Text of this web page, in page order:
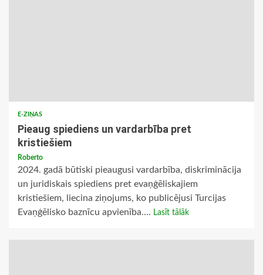
E-ZIŅAS
Pieaug spiediens un vardarbība pret
kristiešiem
Roberto
2024. gadā būtiski pieaugusi vardarbība, diskriminācija
un juridiskais spiediens pret evaņģēliskajiem
kristiešiem, liecina ziņojums, ko publicējusi Turcijas
Evaņģēlisko baznīcu apvienība.... Lasīt tālāk